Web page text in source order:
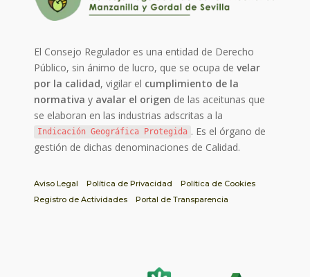
El Consejo Regulador es una entidad de Derecho
Público, sin ánimo de lucro, que se ocupa develar
por la calidad, vigilar el cumplimiento de la
normativa y avalar el origen de las aceitunas que
se elaboran en las industrias adscritas a la
Indicación Geográfica Protegida . Es el órgano de
gestión de dichas denominaciones de Calidad.
Aviso Legal Política de Privacidad
Política de Cookies
Registro de Actividades
Portal de Transparencia